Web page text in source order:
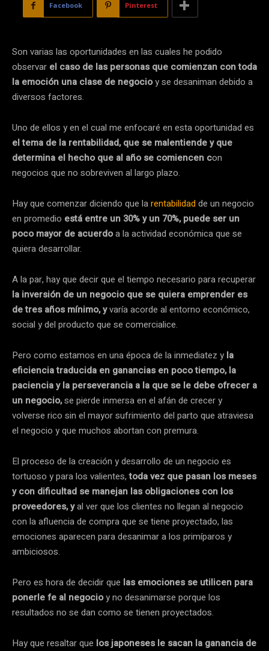
Facebook Pinterest
Son varias las oportunidades en las cuales he podido
observar el caso de las personas que comienzan con toda
la emoción una clase de negocioy se desaniman debido a
diversos factores.
Uno de ellos y en el cual me enfocaré en esta oportunidad es
el tema de la rentabilidad, que se malentiende y que
determina el hecho que al año se comiencen con
negocios que no sobreviven al largo plazo.
Hay que comenzar diciendo que larentabilidadde un negocio
en promedio está entre un 30% y un 70%, puede ser un
poco mayor de acuerdoa la actividad económica que se
quiera desarrollar.
A la par, hay que decir que el tiempo necesario para recuperar
la inversión de un negocio que se quiera emprender es
de tres años mínimo, yvaría acorde al entorno económico,
social y del producto que se comercialice.
Pero como estamos en una época de la inmediatez y la
eficiencia traducida en ganancias en poco tiempo, la
paciencia y la perseverancia a la que se le debe ofrecer a
un negocio,se pierde inmersa en el afán de crecer y
volverse rico sin el mayor sufrimiento del parto que atraviesa
el negocio y que muchos abortan con premura.
El proceso de la creación y desarrollo de un negocio es
tortuoso y para los valientes,toda vez que pasan los meses
y con dificultad se manejan las obligaciones con los
proveedores, yal ver que los clientes no llegan al negocio
con la afluencia de compra que se tiene proyectado, las
emociones aparecen para desanimar a los primíparos y
ambiciosos.
Pero es hora de decidir que las emociones se utilicen para
ponerle fe al negocioy no desanimarse porque los
resultados no se dan como se tienen proyectados.
Hay que resaltar que los japoneses le sacan la ganancia de